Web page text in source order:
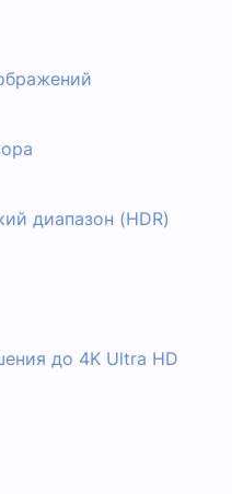
диапазон (HDR)
до 4K Ultra HD